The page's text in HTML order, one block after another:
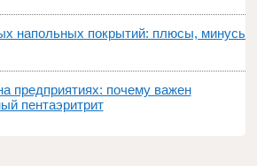
напольных покрытий: плюсы, минусы,
предприятиях: почему важен
пентаэритрит